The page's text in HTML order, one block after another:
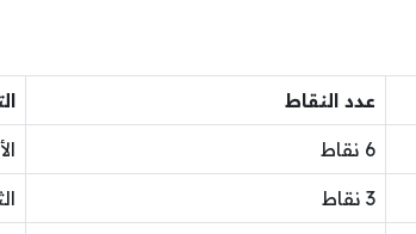
عدد النقاط
6 نقاط
3 نقاط